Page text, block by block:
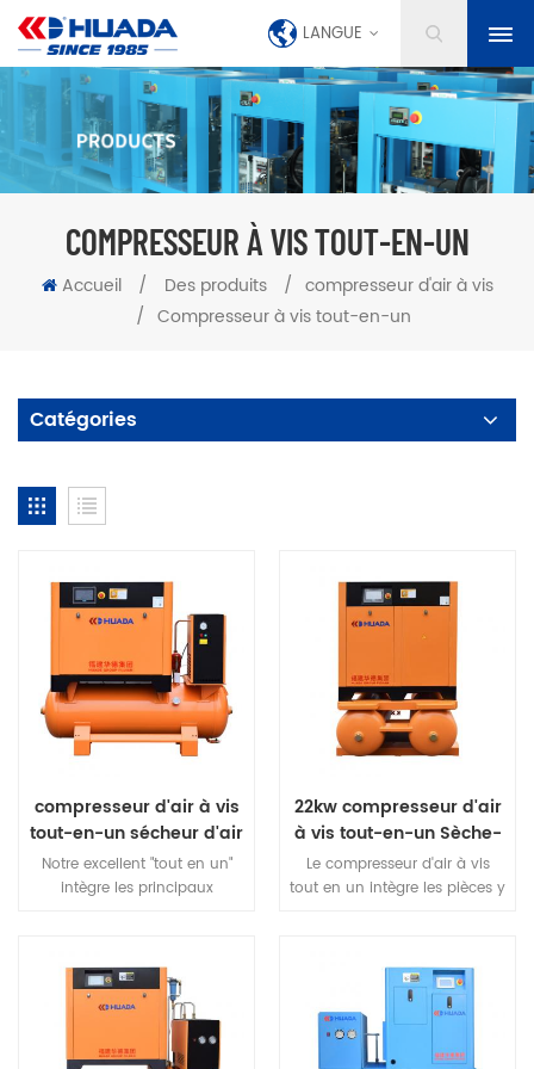
LANGUE
COMPRESSEUR À VIS TOUT-EN-UN
Accueil / Des produits / compresseur d'air à vis
/ Compresseur à vis tout-en-un
Catégories
compresseur d'air à vis
tout-en-un sécheur d'air
Et réservoir d'air Pour
machine à découper au
Notre excellent "tout en un"
intègre les principaux
sécheurs, les filtres de
précision, les réservoirs pour
fournir à nos clients un
"simple" solution. facile à
22kw compresseur d'air
à vis tout-en-un Sèche-
linge
Le compresseur d'air à vis
tout en un intègre les pièces y
d'air à vis tout-en-un intègre
une machine à vis, un
réservoir de stockage d'air, un
sécheur de type congélation